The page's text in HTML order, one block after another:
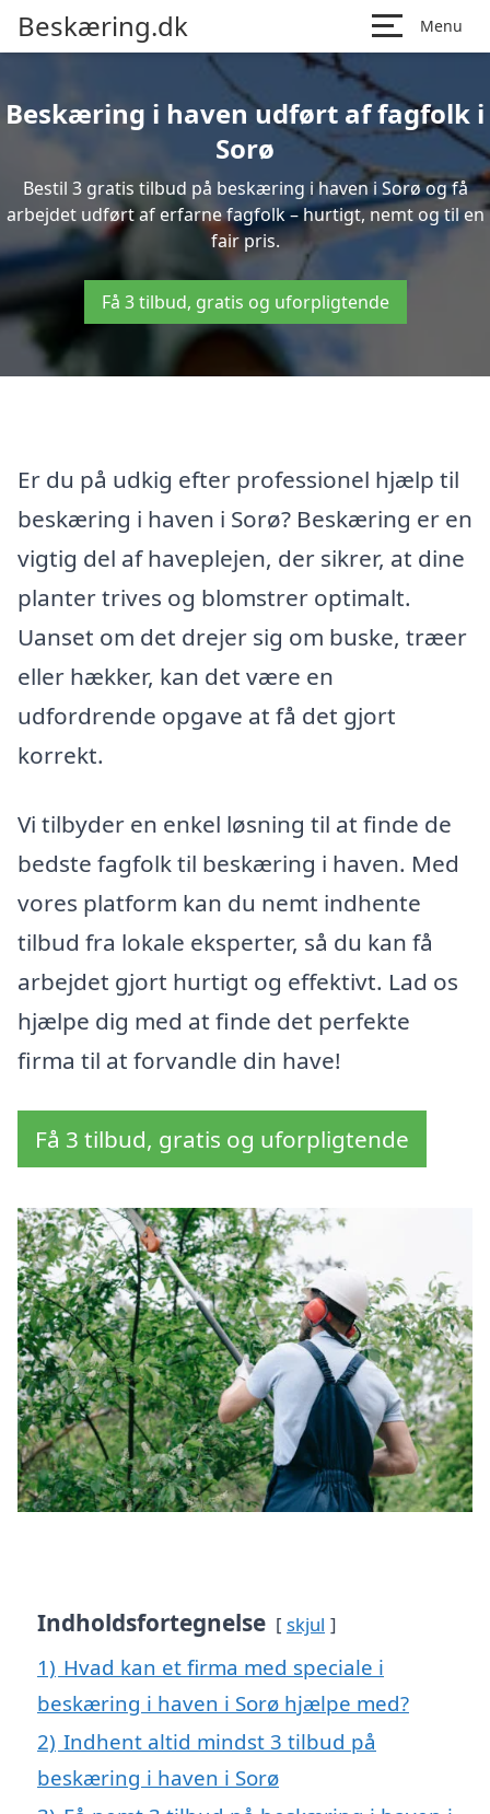
Beskæring.dk Menu
Beskæring i haven udført af fagfolk i
Sorø
Bestil 3 gratis tilbud på beskæring i haven i Sorø og få
arbejdet udført af erfarne fagfolk – hurtigt, nemt og til en
fair pris.
Få 3 tilbud, gratis og uforpligtende
Er du på udkig efter professionel hjælp til
beskæring i haven i Sorø? Beskæring er en
vigtig del af haveplejen, der sikrer, at dine
planter trives og blomstrer optimalt.
Uanset om det drejer sig om buske, træer
eller hækker, kan det være en
udfordrende opgave at få det gjort
korrekt.
Vi tilbyder en enkel løsning til at finde de
bedste fagfolk til beskæring i haven. Med
vores platform kan du nemt indhente
tilbud fra lokale eksperter, så du kan få
arbejdet gjort hurtigt og effektivt. Lad os
hjælpe dig med at finde det perfekte
firma til at forvandle din have!
Få 3 tilbud, gratis og uforpligtende
Indholdsfortegnelse skjul
1) Hvad kan et firma med speciale i
beskæring i haven i Sorø hjælpe med?
2) Indhent altid mindst 3 tilbud på
beskæring i haven i Sorø